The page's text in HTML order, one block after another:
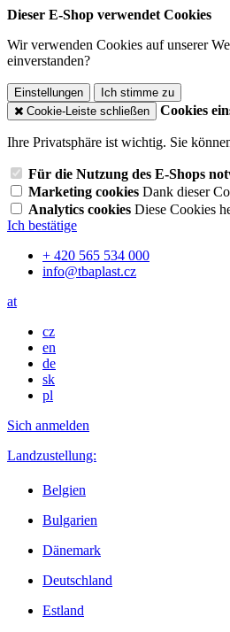
Dieser E-Shop verwendet Cookies
Wir verwenden Cookies auf unserer
einverstanden?
Einstellungen
Ich stimme zu
Cookie-Leiste schließen
Cookies
Ihre Privatsphäre ist wichtig. Sie
Für die Nutzung des E-Shops
Marketing cookies Dank dieser
Analytics cookies Diese Cookies
Ich bestätige
+ 420 565 534 000
info@tbaplast.cz
at
cz
en
de
sk
pl
Sich anmelden
Landzustellung:
Belgien
Bulgarien
Dänemark
Deutschland
Estland